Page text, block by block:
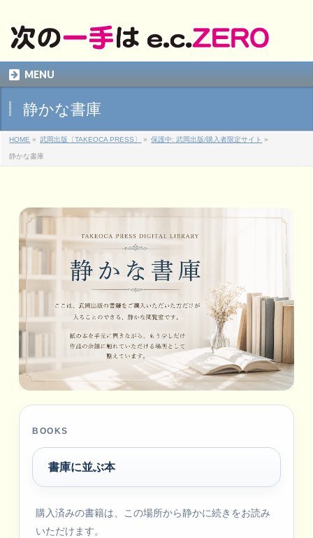
MENU
静かな書庫
HOME » 武岡出版〔TAKEOCA PRESS〕 » 保護中: 武岡出版/購入者限定サイト »
静かな書庫
BOOKS
書庫に並ぶ本
購入済みの書籍は、この場所から静かに続きをお読み
いただけます。